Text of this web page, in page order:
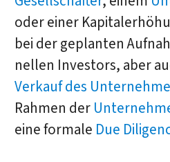
oder einer
bei der geplanten
nellen Investors, aber
Verkauf des
Rahmen der
eine formale Due